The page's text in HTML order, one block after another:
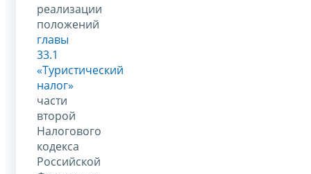
реализации
положений
главы
33.1
«Туристический
налог»
части
второй
Налогового
кодекса
Российской